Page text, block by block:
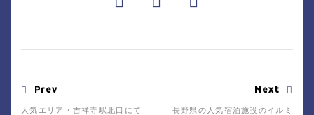
Prev
人気エリア・吉祥寺駅北口にて
Next
長野県の人気宿泊施設のイルミ